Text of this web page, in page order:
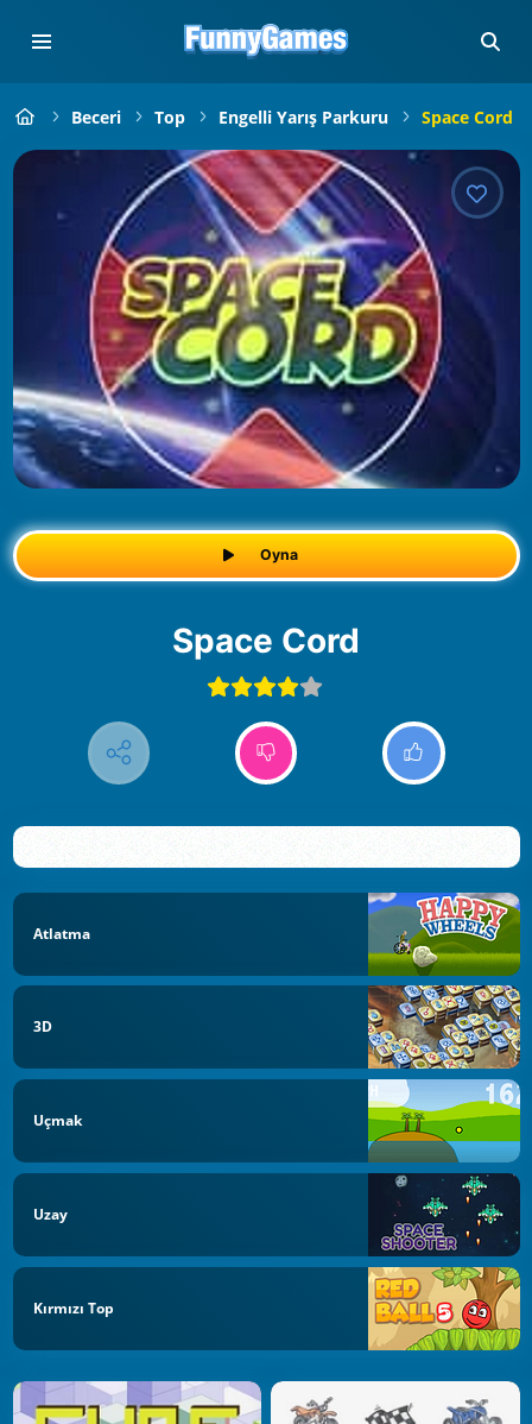
Beceri Top Engelli Yarış Parkuru Space Cord
Oyna
Space Cord
Atlatma
3D
Uçmak
Uzay
Kırmızı Top